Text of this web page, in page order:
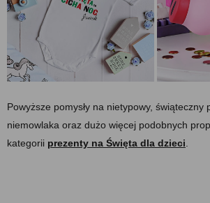
Powyższe pomysły na nietypowy, świąteczny
niemowlaka oraz dużo więcej podobnych
kategorii prezenty na Święta dla dzieci